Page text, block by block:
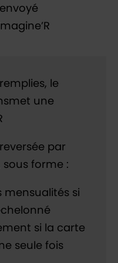
le
une
par
sous forme :
mensualités si
si la carte
seule fois